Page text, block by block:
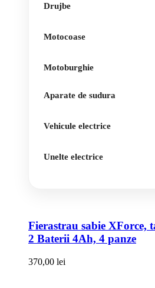
Drujbe
Motocoase
Motoburghie
Aparate de sudura
Vehicule electrice
Unelte electrice
Fierastrau sabie XForce,
2 Baterii 4Ah, 4 panze
370,00 lei